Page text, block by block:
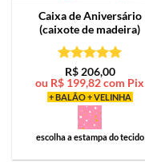
Caixa deAniversário
(caixote de madeira)
Avaliação5
de 5
R$206,00
ou R$ 199,82com Pix
+ BALÃO + VELINHA
escolha a estampa do tecido